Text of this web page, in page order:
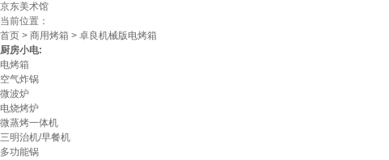
京东美术馆
当前位置：
首页 > 商用烤箱 > 卓良机械版电烤箱
厨房小电:
电烤箱
空气炸锅
微波炉
电烧烤炉
微蒸烤一体机
三明治机/早餐机
多功能锅